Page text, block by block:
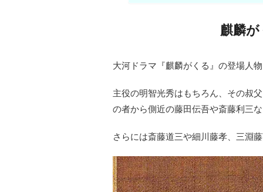
麒麟
大河ドラマ『麒麟がくる』の登場人
主役の明智光秀はもちろん、その叔
の者から側近の藤田伝吾や斎藤利三
さらには斎藤道三や細川藤孝、三淵